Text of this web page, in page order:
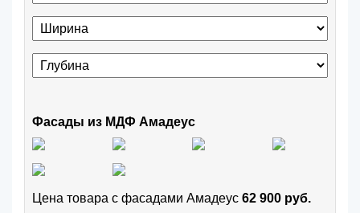
Фасады из МДФ Амадеус
Цена товара с фасадами Амадеус 62 900 руб.